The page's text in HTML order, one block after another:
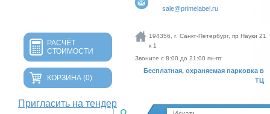
sale@primelabel.ru
РАСЧЁТ
СТОИМОСТИ
КОРЗИНА (0)
Пригласить на тендер
194356, г. Санкт-Петербург, пр Науки 21
к 1
Звоните с 8:00 до 21:00 пн-пт
Бесплатная, охраняемая парковка в
ТЦ